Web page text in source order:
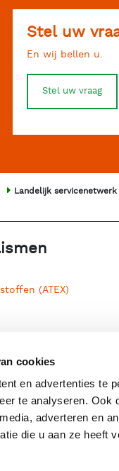
cookies
en advertenties te
te analyseren.
adverteren en
die u aan ze heeft
Stel uw
En wij bellen u.
Stel uw vraag
Landelijk servicenetwerk
(ATEX)